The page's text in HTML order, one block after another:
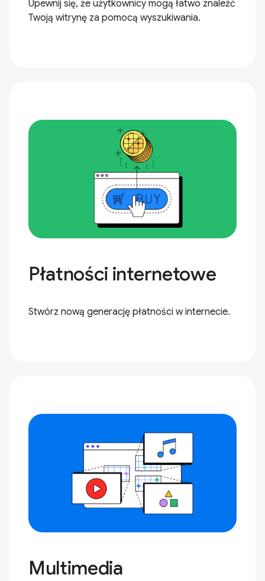
Upewnij się, że użytkownicy mogą łatwo znaleźć
Twoją witrynę za pomocą wyszukiwania.
Płatności internetowe
Stwórz nową generację płatności w internecie.
Multimedia